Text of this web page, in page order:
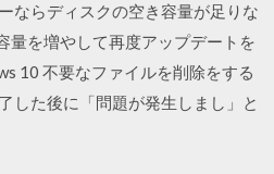
ならディスクの空き容量が足りな
量を増やして再度アップデートを
10 不要なファイルを削除をする
した後に「問題が発生しまし」と